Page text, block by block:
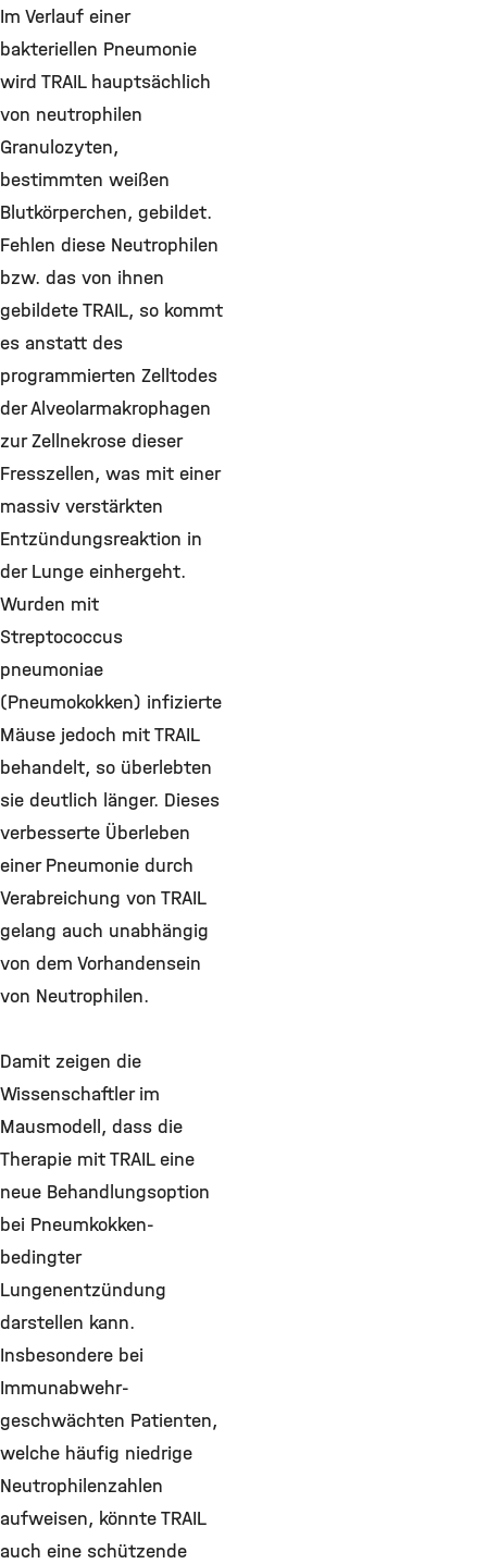
Im Verlauf einer
bakteriellen Pneumonie
wird TRAIL hauptsächlich
von neutrophilen
Granulozyten,
bestimmten weißen
Blutkörperchen, gebildet.
Fehlen diese Neutrophilen
bzw. das von ihnen
gebildete TRAIL, so kommt
es anstatt des
programmierten Zelltodes
der Alveolarmakrophagen
zur Zellnekrose dieser
Fresszellen, was mit einer
massiv verstärkten
Entzündungsreaktion in
der Lunge einhergeht.
Wurden mit
Streptococcus
pneumoniae
(Pneumokokken) infizierte
Mäuse jedoch mit TRAIL
behandelt, so überlebten
sie deutlich länger. Dieses
verbesserte Überleben
einer Pneumonie durch
Verabreichung von TRAIL
gelang auch unabhängig
von dem Vorhandensein
von Neutrophilen.
Damit zeigen die
Wissenschaftler im
Mausmodell, dass die
Therapie mit TRAIL eine
neue Behandlungsoption
bei Pneumkokken-
bedingter
Lungenentzündung
darstellen kann.
Insbesondere bei
Immunabwehr-
geschwächten Patienten,
welche häufig niedrige
Neutrophilenzahlen
aufweisen, könnte TRAIL
auch eine schützende